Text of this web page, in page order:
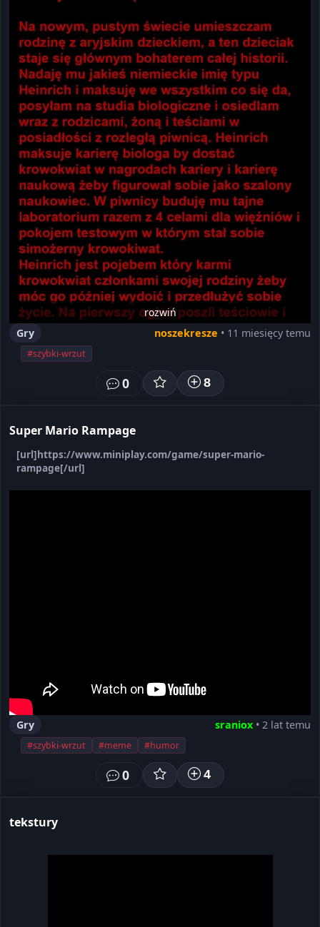
rozwiń
Gry
noszekresze • 11 miesięcy temu
#szybki-wrzut
0 8
Super Mario Rampage
[url]https://www.miniplay.com/game/super-mario-
rampage[/url]
Gry sraniox • 2 lat temu
#szybki-wrzut #meme #humor
0 4
tekstury